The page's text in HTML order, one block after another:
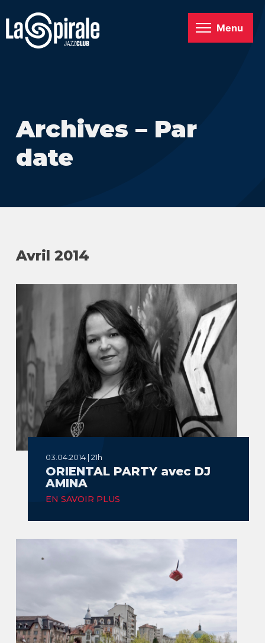
Menu
Archives – Par
date
Avril 2014
03.04.2014 | 21h
ORIENTAL PARTY avec DJ
AMINA
EN SAVOIR PLUS